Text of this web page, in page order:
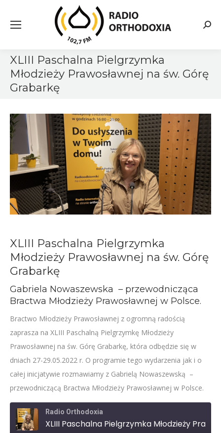
XLIII Paschalna Pielgrzymka
Młodzieży Prawosławnej na św. Górę
Grabarkę
XLIII Paschalna Pielgrzymka
Młodzieży Prawosławnej na św. Górę
Grabarkę
Gabriela Nowaszewska – przewodnicząca
Bractwa Młodzieży Prawosławnej w Polsce.
Bractwo Młodzieży Prawosławnej z ogromną radością
zaprasza na XLIII Paschalną Pielgrzymkę Młodzieży
Prawosławnej na św. Górę Grabarkę, która odbędzie się w
dniach 27-29.05.2022 r. O programie tego wydarzenia jak i o
całej inicjatywie rozmawiamy z Gabrielą Nowaszewską –
przewodniczącą Bractwa Młodzieży Prawosławnej w Polsce.
Radio Orthodoxia